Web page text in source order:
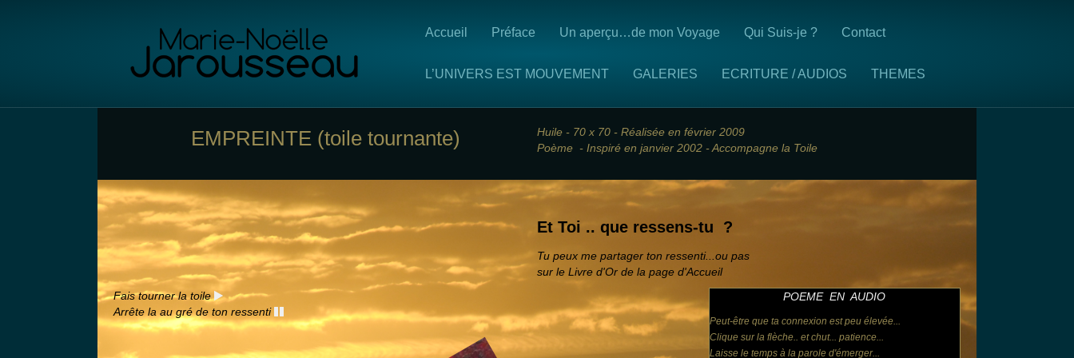
Accueil Préface Un aperçu…de mon Voyage Qui Suis-je ? Contact
L’UNIVERS EST MOUVEMENT GALERIES ECRITURE / AUDIOS THEMES
EMPREINTE (toile tournante) Huile - 70 x 70 - Réalisée en février 2009
Poème - Inspiré en janvier 2002 - Accompagne la Toile
Et Toi .. que ressens-tu ?
Tu peux me partager ton ressenti...ou pas
sur le Livre d'Or de la page d'Accueil
Fais tourner la toile
Arrête la au gré de ton ressenti
POEME EN AUDIO
Peut-être que ta connexion est peu élevée...
Clique sur la flèche.. et chut... patience...
Laisse le temps à la parole d'émerger...